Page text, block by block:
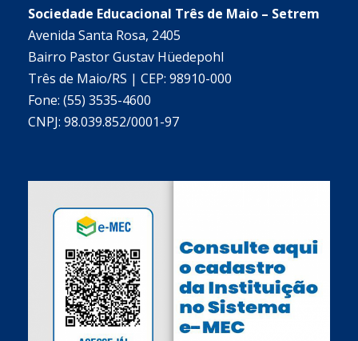
Sociedade Educacional Três de Maio – Setrem
Avenida Santa Rosa, 2405
Bairro Pastor Gustav Hüedepohl
Três de Maio/RS | CEP: 98910-000
Fone: (55) 3535-4600
CNPJ: 98.039.852/0001-97